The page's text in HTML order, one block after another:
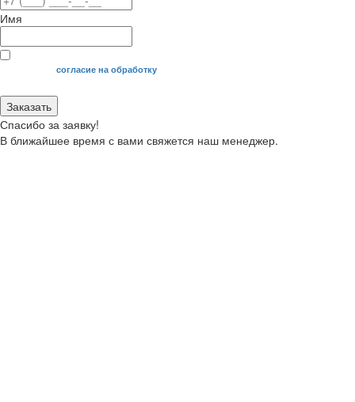
Имя
Я даю своесогласие на обработку
Заказать
Спасибо за заявку!
В ближайшее время с вами свяжется наш менеджер.